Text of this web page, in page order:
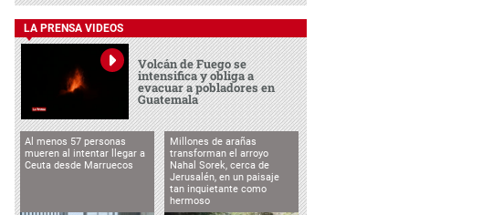
LA PRENSA VIDEOS
Volcán de Fuego se
intensifica y obliga a
evacuar a pobladores en
Guatemala
Al menos 57 personas
mueren al intentar llegar a
Ceuta desde Marruecos
Millones de arañas
transforman el arroyo
Nahal Sorek, cerca de
Jerusalén, en un paisaje
tan inquietante como
hermoso